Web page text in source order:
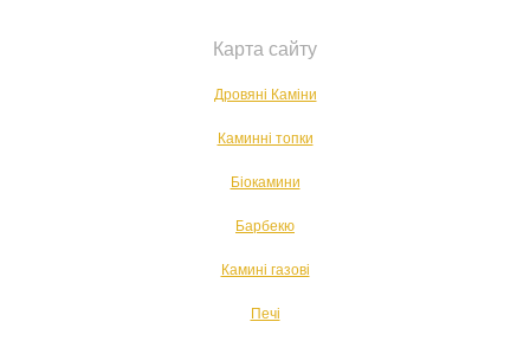
Карта сайту
Дровяні Каміни
Каминні топки
Біокамини
Барбекю
Камині газові
Печі